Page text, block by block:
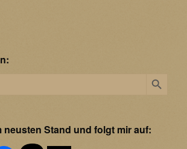
neusten Stand und folgt mir auf: